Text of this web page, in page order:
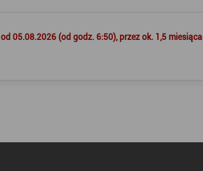
od 05.08.2026 (od godz. 6:50), przez ok. 1,5 miesiąca